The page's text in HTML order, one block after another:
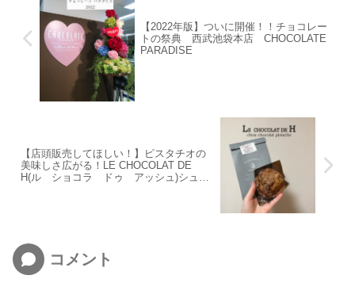
【2022年版】ついに開催！！チョコレー
トの祭典 西武池袋本店 CHOCOLATE
PARADISE
【店頭販売してほしい！】ピスタチオの
美味しさ広がる！LE CHOCOLAT DE
H(ル ショコラ ドゥ アッシュ)シュー
コメント